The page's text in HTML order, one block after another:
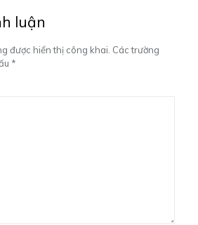
luận
được hiển thị công khai. Các trường
*